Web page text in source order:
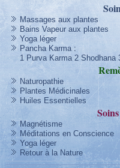
Massages aux plantes
Bains Vapeur aux plantes
Yoga léger
Pancha Karma:
1 Purva Karma 2 Shodhana
Naturopathie
Plantes Médicinales
Huiles Essentielles
Soins
Magnétisme
Méditations en Conscience
Yoga léger
Retour à la Nature